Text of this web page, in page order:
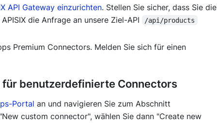
API Gateway einzurichten. Stellen Sie sicher, dass Sie die
die Anfrage an unsere Ziel-API
/api/products
Premium Connectors. Melden Sie sich für einen
benutzerdefinierte Connectors
Portal an und navigieren Sie zum Abschnitt
New custom connector", wählen Sie dann "Create new